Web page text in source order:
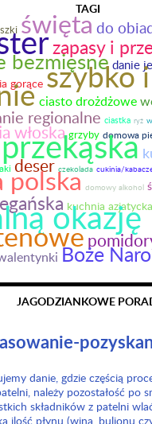
TAGI
świętado
zapasy i
bezmięsne danie
gorące szybko i
ciasto drożdżowe
regionalne ciastka ryż
włoska grzyby domowa
przekąska
deser czekolada cukinia/
polska domowy alkohol
kuchnia azjatycka
okazję
Boże
JAGODZIANKOWE
danie, gdzie częścią
należy pozostałość po
składników z patelni
ilość płynu (wina, bulionu